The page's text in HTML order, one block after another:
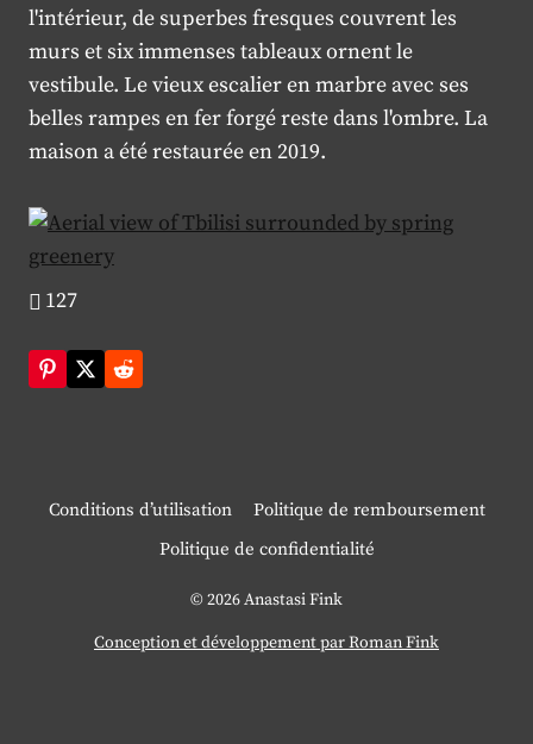
l'intérieur, de superbes fresques couvrent les
murs et six immenses tableaux ornent le
vestibule. Le vieux escalier en marbre avec ses
belles rampes en fer forgé reste dans l'ombre. La
maison a été restaurée en 2019.
127
Conditions d’utilisation
Politique de remboursement
Politique de confidentialité
© 2026 Anastasi Fink
Conception et développement par Roman Fink